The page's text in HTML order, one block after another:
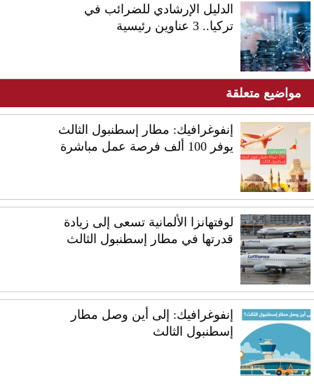
الدليل الإرشادي للضرائب في
تركيا.. 3 عناوين رئيسية
مواضيع متعلقة
إنفوغرافيك: مطار إسطنبول الثالث
يوفر 100 ألف فرصة عمل مباشرة
لوفتهانزا الألمانية تسعى إلى زيادة
قدرتها في مطار إسطنبول الثالث
إنفوغرافيك: إلى أين وصل مطار
إسطنبول الثالث